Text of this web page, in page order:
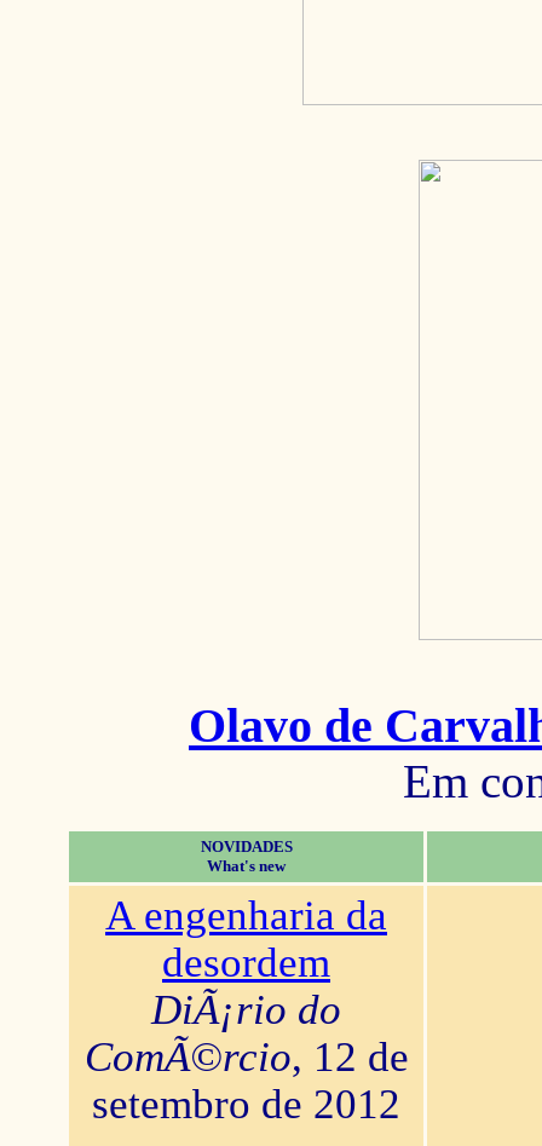
Olavo de
Em
NOVIDADES
What's new
A engenharia da
desordem
DiÃ¡rio do
ComÃ©rcio, 12 de
setembro de 2012